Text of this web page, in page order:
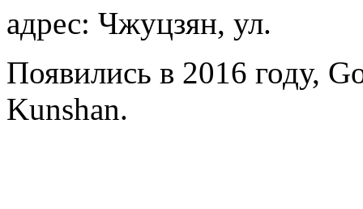
адрес: Чжуцзян, ул.
Появились в 2016 году,
Kunshan.